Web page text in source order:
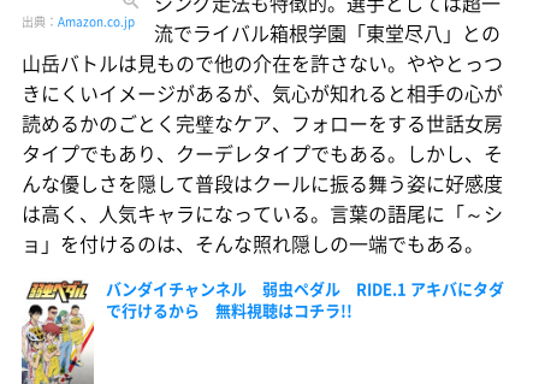
出典： Amazon.co.jp
流でライバル箱根学園「東堂尽八」との
山岳バトルは見もので他の介在を許さない。ややとっつ
きにくいイメージがあるが、気心が知れると相手の心が
読めるかのごとく完璧なケア、フォローをする世話女房
タイプでもあり、クーデレタイプでもある。しかし、そ
んな優しさを隠して普段はクールに振る舞う姿に好感度
は高く、人気キャラになっている。言葉の語尾に「～シ
ョ」を付けるのは、そんな照れ隠しの一端でもある。
バンダイチャンネル 弱虫ペダル RIDE.1 アキバにタダ
で行けるから 無料視聴はコチラ!!